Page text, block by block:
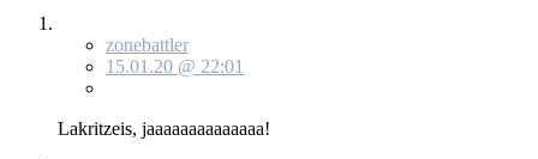
zonebattler
15.01.20 @ 22:01
La­kritz­eis, ja­aaaaaaaaaaaaa!